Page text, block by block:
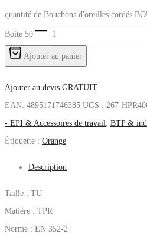
quantité de Bouchons d'oreilles cordés
Boite 50
Ajouter au panier
Ajouter au devis GRATUIT
EAN: 4895171746385 UGS : 267-
- EPI & Accessoires de travail BTP &
Étiquette : Orange
Description
Taille : TU
Matière : TPR
Norme : EN 352-2